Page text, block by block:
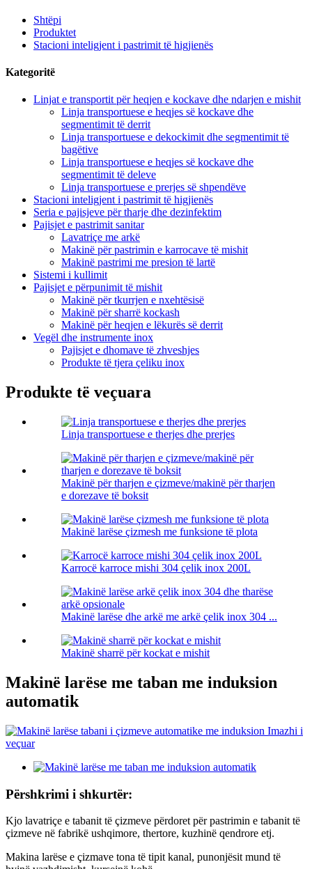
Shtëpi
Produktet
Stacioni inteligjent i pastrimit të higjienës
Kategoritë
Linjat e transportit për heqjen e kockave dhe ndarjen e mishit
Linja transportuese e heqjes së kockave dhe
segmentimit të derrit
Linja transportuese e dekockimit dhe segmentimit të
bagëtive
Linja transportuese e heqjes së kockave dhe
segmentimit të deleve
Linja transportuese e prerjes së shpendëve
Stacioni inteligjent i pastrimit të higjienës
Seria e pajisjeve për tharje dhe dezinfektim
Pajisjet e pastrimit sanitar
Lavatriçe me arkë
Makinë për pastrimin e karrocave të mishit
Makinë pastrimi me presion të lartë
Sistemi i kullimit
Pajisjet e përpunimit të mishit
Makinë për tkurrjen e nxehtësisë
Makinë për sharrë kockash
Makinë për heqjen e lëkurës së derrit
Vegël dhe instrumente inox
Pajisjet e dhomave të zhveshjes
Produkte të tjera çeliku inox
Produkte të veçuara
Linja transportuese e therjes dhe prerjes
Makinë për tharjen e çizmeve/makinë për tharjen
e dorezave të boksit
Makinë larëse çizmesh me funksione të plota
Karrocë karroce mishi 304 çelik inox 200L
Makinë larëse dhe arkë me arkë çelik inox 304 ...
Makinë sharrë për kockat e mishit
Makinë larëse me taban me induksion
automatik
Përshkrimi i shkurtër:
Kjo lavatriçe e tabanit të çizmeve përdoret për pastrimin e tabanit të
çizmeve në fabrikë ushqimore, thertore, kuzhinë qendrore etj.
Makina larëse e çizmave tona të tipit kanal, punonjësit mund të